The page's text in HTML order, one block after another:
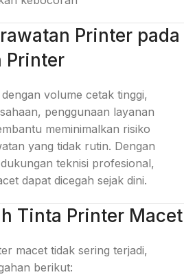
Printer pada
Printer
volume cetak tinggi,
penggunaan layanan
meminimalkan risiko
yang tidak rutin. Dengan
teknisi profesional,
dapat dicegah sejak dini.
Tinta Printer Macet
macet tidak sering terjadi,
berikut: